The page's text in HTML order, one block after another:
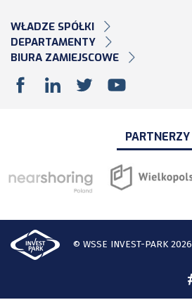
WŁADZE SPÓŁKI
DEPARTAMENTY
BIURA ZAMIEJSCOWE
PARTNERZY
© WSSE INVEST-PARK 2026